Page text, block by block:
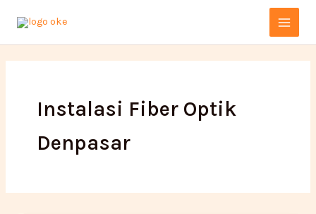
Main
Menu
Instalasi Fiber Optik
Denpasar